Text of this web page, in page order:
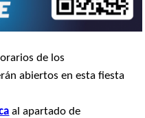
de los
abiertos en esta fiesta
al apartado de